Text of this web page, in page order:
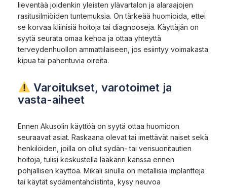
lieventää joidenkin yleisten ylävartalon ja alaraajojen
rasitusilmiöiden tuntemuksia. On tärkeää huomioida, ettei
se korvaa kliinisiä hoitoja tai diagnooseja. Käyttäjän on
syytä seurata omaa kehoa ja ottaa yhteyttä
terveydenhuollon ammattilaiseen, jos esiintyy voimakasta
kipua tai pahentuvia oireita.
Varoitukset, varotoimet ja
vasta-aiheet
Ennen Akusolin käyttöä on syytä ottaa huomioon
seuraavat asiat. Raskaana olevat tai imettävät naiset sekä
henkilöiden, joilla on ollut sydän- tai verisuonitautien
hoitoja, tulisi keskustella lääkärin kanssa ennen
pohjallisen käyttöä. Mikäli sinulla on metallisia implantteja
tai käytät sydämentahdistinta, kysy neuvoa